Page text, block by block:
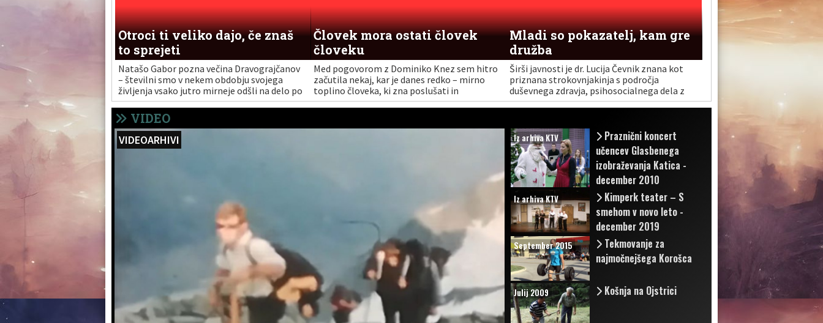
Otroci ti veliko dajo, če znaš
to sprejeti
Natašo Gabor pozna večina Dravograjčanov
– številni smo v nekem obdobju svojega
življenja vsako jutro mirneje odšli na delo po
tem, ko smo v njenih varnih rokah pustili
svoj največjih zaklad, svoje otroke.
Človek mora ostati človek
človeku
Med pogovorom z Dominiko Knez sem hitro
začutila nekaj, kar je danes redko – mirno
toplino človeka, ki zna poslušati in
razumeti.
Mladi so pokazatelj, kam gre
družba
Širši javnosti je dr. Lucija Čevnik znana kot
priznana strokovnjakinja s področja
duševnega zdravja, psihosocialnega dela z
mladimi in družinami ter kot avtorica knjig o
VIDEO
VIDEOARHIVI Iz arhiva KTV
Praznični koncert
učencev Glasbenega
izobraževanja Katica -
december 2010
Iz arhiva KTV
Kimperk teater – S
smehom v novo leto -
december 2019
September 2015
Tekmovanje za
najmočnejšega Korošca
Julij 2009 Košnja na Ojstrici